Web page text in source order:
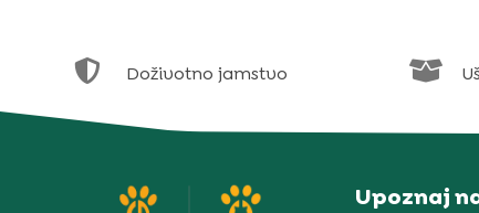
 Doživotno jamstvo 
Upoznaj